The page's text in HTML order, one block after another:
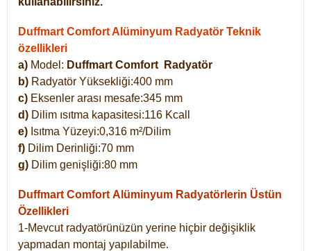
Duffmart Comfort Alüminyum Radyatör Teknik
özellikleri
a) Model: Duffmart Comfort
Radyatör
b) Radyatör Yüksekliği:400 mm
c) Eksenler arası mesafe:345 mm
d) Dilim ısıtma kapasitesi:116 Kcall
e) Isıtma Yüzeyi:0,316 m²/Dilim
f) Dilim Derinliği:70 mm
g) Dilim genişliği:80 mm
Duffmart Comfort Alüminyum Radyatörlerin Üstün
Özellikleri
1-Mevcut radyatörünüzün yerine hiçbir değişiklik
yapmadan montaj yapılabilme.